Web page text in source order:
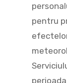
pentru